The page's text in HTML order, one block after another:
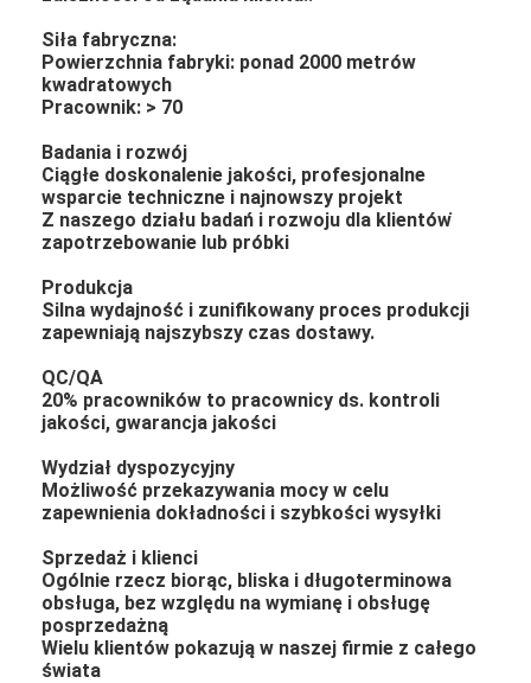
Siła fabryczna:
Powierzchnia fabryki: ponad 2000 metrów
kwadratowych
Pracownik: > 70
Badania i rozwój
Ciągłe doskonalenie jakości, profesjonalne
wsparcie techniczne i najnowszy projekt
Z naszego działu badań i rozwoju dla klientów ̇
zapotrzebowanie lub próbki
Produkcja
Silna wydajność i zunifikowany proces produkcji
zapewniają najszybszy czas dostawy.
QC/QA
20% pracowników to pracownicy ds. kontroli
jakości, gwarancja jakości
Wydział dyspozycyjny
Możliwość przekazywania mocy w celu
zapewnienia dokładności i szybkości wysyłki
Sprzedaż i klienci
Ogólnie rzecz biorąc, bliska i długoterminowa
obsługa, bez względu na wymianę i obsługę
posprzedażną
Wielu klientów pokazują w naszej firmie z całego
świata